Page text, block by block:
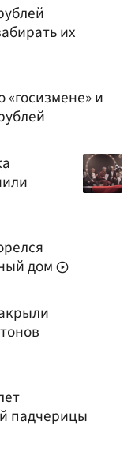
их
и
дом
падчерицы